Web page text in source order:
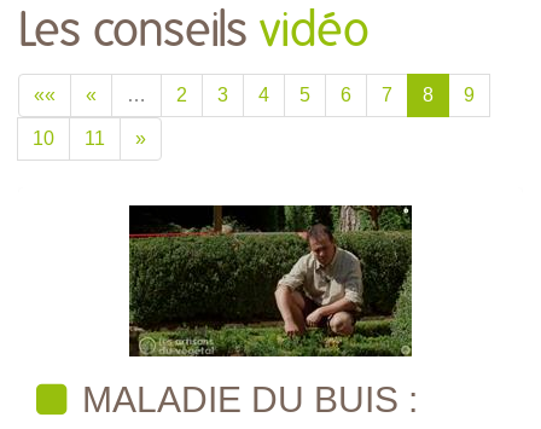
Les conseils vidéo
«« « … 2 3 4 5 6 7 8 9
10 11 »
MALADIE DU BUIS :